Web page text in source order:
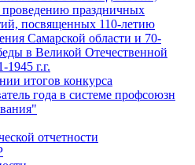
праздничных
посвященных 110-летию
Самарской области и 70-
в Великой Отечественной
1945 г.г.
итогов конкурса
года в системе профсоюзн
отчетности